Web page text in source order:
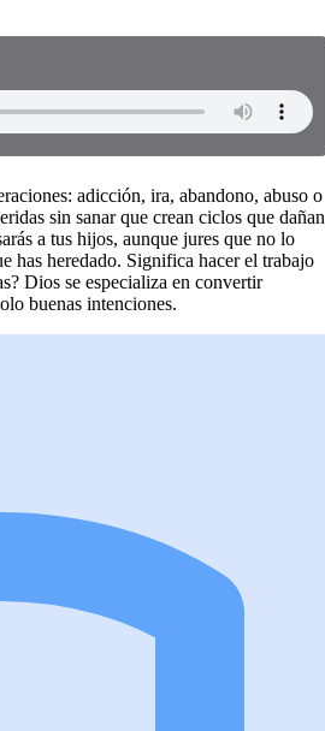
adicción, ira, abandono, abuso o
sin sanar que crean ciclos que dañan
a tus hijos, aunque jures que no lo
has heredado. Significa hacer el trabajo
Dios se especializa en convertir
buenas intenciones.